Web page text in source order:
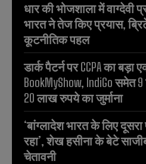
धार की भोजशाला में वाग्देवी
भारत ने तेज किए प्रयास,
कूटनीतिक पहल
डार्क पैटर्न पर CCPA का बड़ा
BookMyShow, IndiGo समेत
20 लाख रुपये का जुर्माना
‘बांग्लादेश भारत के लिए
रहा’, शेख हसीना के बेटे
चेतावनी